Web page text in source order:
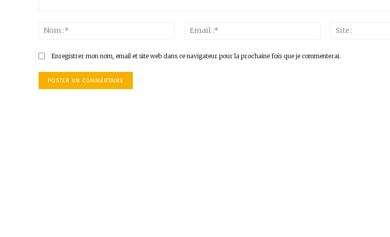
Email
Enregistrer mon nom, email et site web dans ce navigateur pour la prochaine fois que je commenterai.